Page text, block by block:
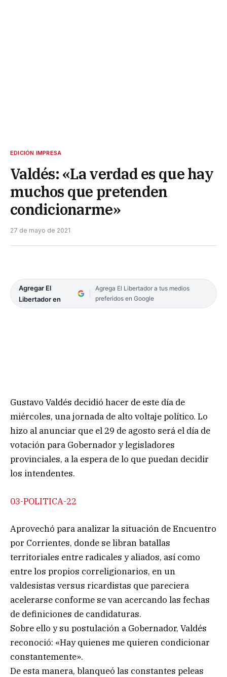
EDICIÓN IMPRESA
Valdés: «La verdad es que hay
muchos que pretenden
condicionarme»
27 de mayo de 2021
Agregar El
Libertador en
Agrega El Libertador a tus medios
preferidos en Google
Gustavo Valdés decidió hacer de este día de
miércoles, una jornada de alto voltaje político. Lo
hizo al anunciar que el 29 de agosto será el día de
votación para Gobernador y legisladores
provinciales, a la espera de lo que puedan decidir
los intendentes.
03-POLITICA-22
Aprovechó para analizar la situación de Encuentro
por Corrientes, donde se libran batallas
territoriales entre radicales y aliados, así como
entre los propios correligionarios, en un
valdesistas versus ricardistas que pareciera
acelerarse conforme se van acercando las fechas
de definiciones de candidaturas.
Sobre ello y su postulación a Gobernador, Valdés
reconoció: «Hay quienes me quieren condicionar
constantemente».
De esta manera, blanqueó las constantes peleas